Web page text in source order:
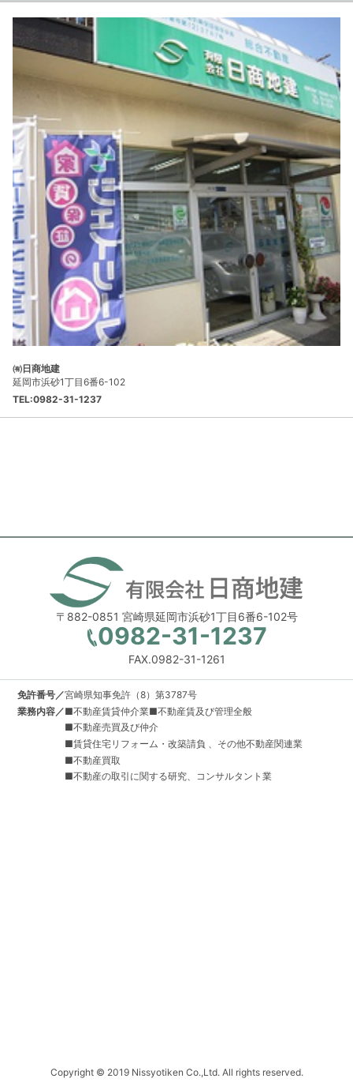
㈲日商地建
延岡市浜砂1丁目6番6-102
TEL:0982-31-1237
〒882-0851 宮崎県延岡市浜砂1丁目6番6-102号
0982-31-1237
FAX.0982-31-1261
免許番号／宮崎県知事免許（8）第3787号
業務内容／■不動産賃貸仲介業■不動産賃及び管理全般
■不動産売買及び仲介
■賃貸住宅リフォーム・改築請負 、その他不動産関連業
■不動産買取
■不動産の取引に関する研究、コンサルタント業
Copyright © 2019 Nissyotiken Co.,Ltd. All rights reserved.